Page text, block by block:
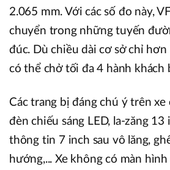
2.065 mm. Với các số đo này,
chuyển trong những tuyến
đúc. Dù chiều dài cơ sở chỉ hơn
có thể chở tối đa 4 hành khách
Các trang bị đáng chú ý trên
đèn chiếu sáng LED, la-zăng 13
thông tin 7 inch sau vô lăng,
hướng,... Xe không có màn